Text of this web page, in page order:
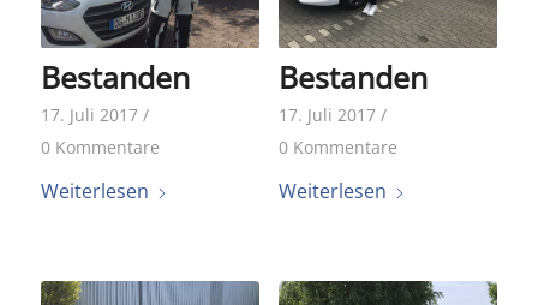
Bestanden
17. Juli 2017 /
0 Kommentare
Weiterlesen
Bestanden
17. Juli 2017 /
0 Kommentare
Weiterlesen